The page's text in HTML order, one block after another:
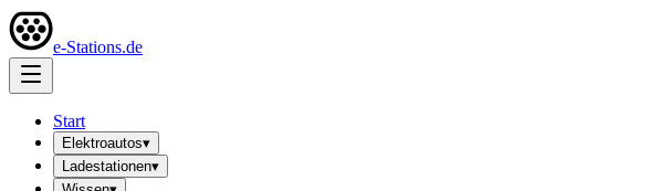
e-Stations.de
Start
Elektroautos▾
Ladestationen▾